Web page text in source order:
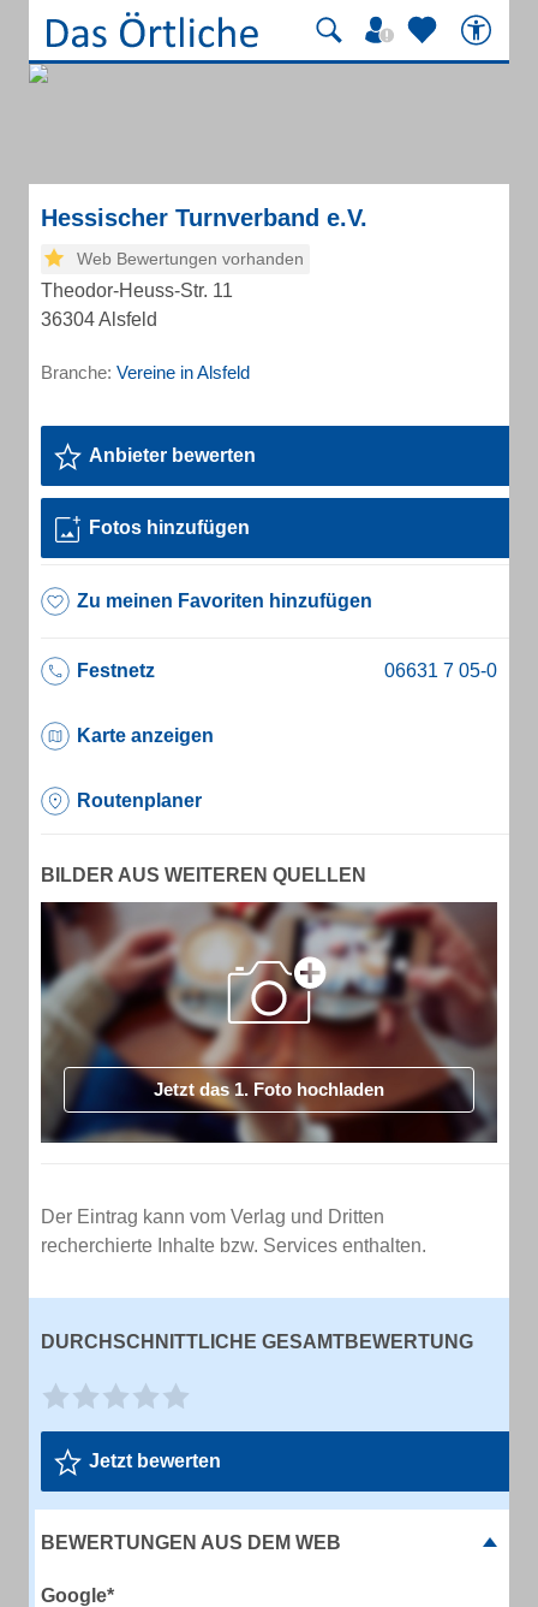
Hessischer Turnverband e.V.
Web Bewertungen vorhanden
Theodor-Heuss-Str. 11
36304 Alsfeld
Branche: Vereine in Alsfeld
Anbieter bewerten
Fotos hinzufügen
Zu meinen Favoriten hinzufügen
Festnetz
Karte anzeigen
Routenplaner
BILDER AUS WEITEREN QUELLEN
Jetzt das 1. Foto hochladen
Der Eintrag kann vom Verlag und Dritten
recherchierte Inhalte bzw. Services enthalten.
DURCHSCHNITTLICHE GESAMTBEWERTUNG
Jetzt bewerten
BEWERTUNGEN AUS DEM WEB
Google*